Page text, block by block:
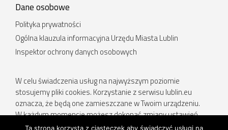
Dane osobowe
Polityka prywatności
Ogólna klauzula informacyjna Urzędu Miasta Lublin
Inspektor ochrony danych osobowych
W celu świadczenia usług na najwyższym poziomie
stosujemy pliki cookies. Korzystanie z serwisu lublin.eu
oznacza, że będą one zamieszczane w Twoim urządzeniu.
W każdym momencie możesz dokonać zmiany ustawień
Twojej przeglądarki. Więcej informacji w Polityce prywatności.
Ta strona korzysta z ciasteczek aby świadczyć usługi na